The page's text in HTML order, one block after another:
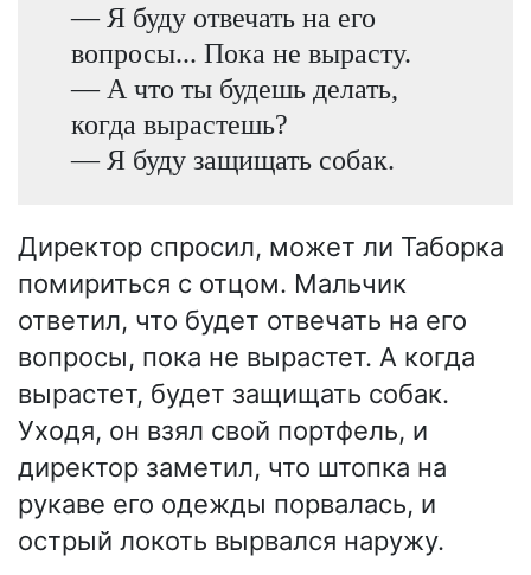
— Я буду отвечать на его
вопросы... Пока не вырасту.
— А что ты будешь делать,
когда вырастешь?
— Я буду защищать собак.
Директор спросил, может ли Таборка
помириться с отцом. Мальчик
ответил, что будет отвечать на его
вопросы, пока не вырастет. А когда
вырастет, будет защищать собак.
Уходя, он взял свой портфель, и
директор заметил, что штопка на
рукаве его одежды порвалась, и
острый локоть вырвался наружу.